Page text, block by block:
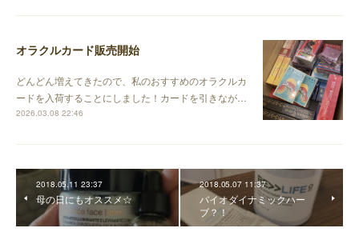
オラクルカード販売開始
どんどん増えてきたので、私のおすすめのオラクルカ
ードを入荷することにしました！カードを引きなが…
2026.03.08 22:46
2018.05.11 23:37
母の日にもオススメ☆
2018.05.07 11:37
バイオダイナミックハー
ブ？！